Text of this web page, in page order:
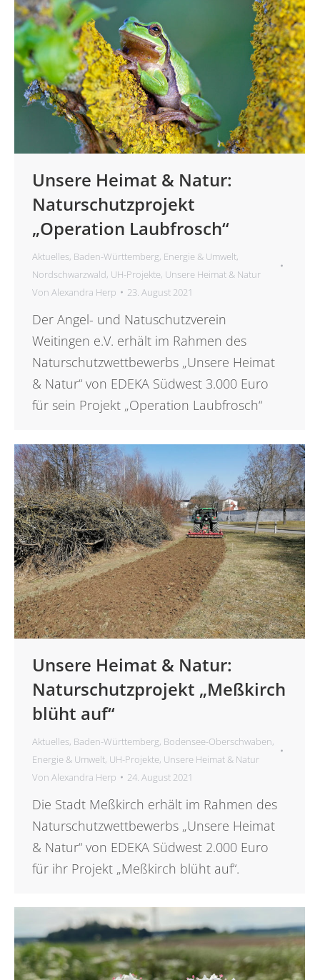
Unsere Heimat & Natur:
Naturschutzprojekt
„Operation Laubfrosch“
Aktuelles, Baden-Württemberg, Energie & Umwelt,
Nordschwarzwald, UH-Projekte, Unsere Heimat & Natur
Von Alexandra Herp 23. August 2021
Der Angel- und Natuschutzverein
Weitingen e.V. erhält im Rahmen des
Naturschutzwettbewerbs „Unsere Heimat
& Natur“ von EDEKA Südwest 3.000 Euro
für sein Projekt „Operation Laubfrosch“
Unsere Heimat & Natur:
Naturschutzprojekt „Meßkirch
blüht auf“
Aktuelles, Baden-Württemberg, Bodensee-Oberschwaben,
Energie & Umwelt, UH-Projekte, Unsere Heimat & Natur
Von Alexandra Herp 24. August 2021
Die Stadt Meßkirch erhält im Rahmen des
Naturschutzwettbewerbs „Unsere Heimat
& Natur“ von EDEKA Südwest 2.000 Euro
für ihr Projekt „Meßkirch blüht auf“.